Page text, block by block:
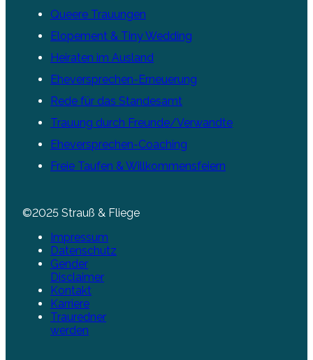
Queere Trauungen
Elopement & Tiny Wedding
Heiraten im Ausland
Eheversprechen-Erneuerung
Rede für das Standesamt
Trauung durch Freunde/Verwandte
Eheversprechen-Coaching
Freie Taufen & Willkommensfeiern
©2025 Strauß & Fliege
Impressum
Datenschutz
Gender
Disclaimer
Kontakt
Karriere
Trauredner
werden